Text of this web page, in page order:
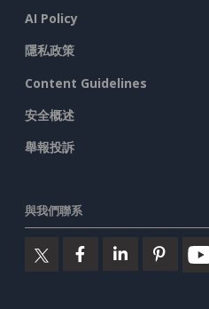
AI Policy
隱私政策
Content Guidelines
安全概述
舉報投訴
與我們聯系